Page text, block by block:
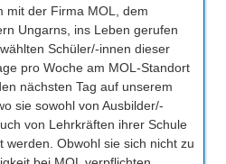
mit der Firma MOL, dem
Ungarns, ins Leben gerufen
Schüler/-innen dieser
pro Woche am MOL-Standort
nächsten Tag auf unserem
sie sowohl von Ausbilder/-
von Lehrkräften ihrer Schule
werden. Obwohl sie sich nicht zu